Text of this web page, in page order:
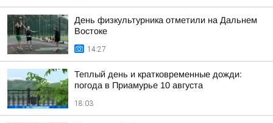
День физкультурника отметили на Дальнем
Востоке
14:27
Теплый день и кратковременные дожди:
погода в Приамурье 10 августа
18:03